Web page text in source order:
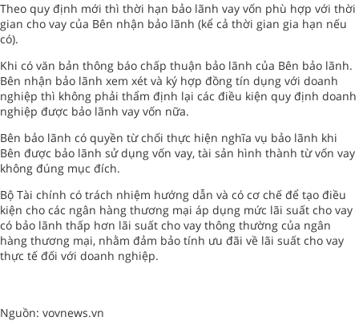
Theo quy định mới thì thời hạn bảo lãnh vay vốn phù hợp với thời
gian cho vay của Bên nhận bảo lãnh (kể cả thời gian gia hạn nếu
có).
Khi có văn bản thông báo chấp thuận bảo lãnh của Bên bảo lãnh.
Bên nhận bảo lãnh xem xét và ký hợp đồng tín dụng với doanh
nghiệp thì không phải thẩm định lại các điều kiện quy định doanh
nghiệp được bảo lãnh vay vốn nữa.
Bên bảo lãnh có quyền từ chối thực hiện nghĩa vụ bảo lãnh khi
Bên được bảo lãnh sử dụng vốn vay, tài sản hình thành từ vốn vay
không đúng mục đích.
Bộ Tài chính có trách nhiệm hướng dẫn và có cơ chế để tạo điều
kiện cho các ngân hàng thương mại áp dụng mức lãi suất cho vay
có bảo lãnh thấp hơn lãi suất cho vay thông thường của ngân
hàng thương mại, nhằm đảm bảo tính ưu đãi về lãi suất cho vay
thực tế đối với doanh nghiệp.
Nguồn: vovnews.vn